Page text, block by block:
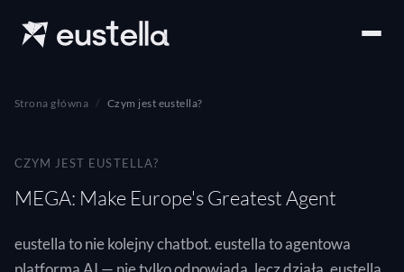
Strona główna Czym jest eustella?
CZYM JEST EUSTELLA?
MEGA: Make Europe's Greatest Agent
eustella to nie kolejny chatbot. eustella to agentowa